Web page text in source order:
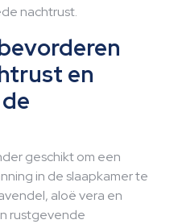
nachtrust.
en
geschikt om een
in de slaapkamer te
aloë vera en
rustgevende